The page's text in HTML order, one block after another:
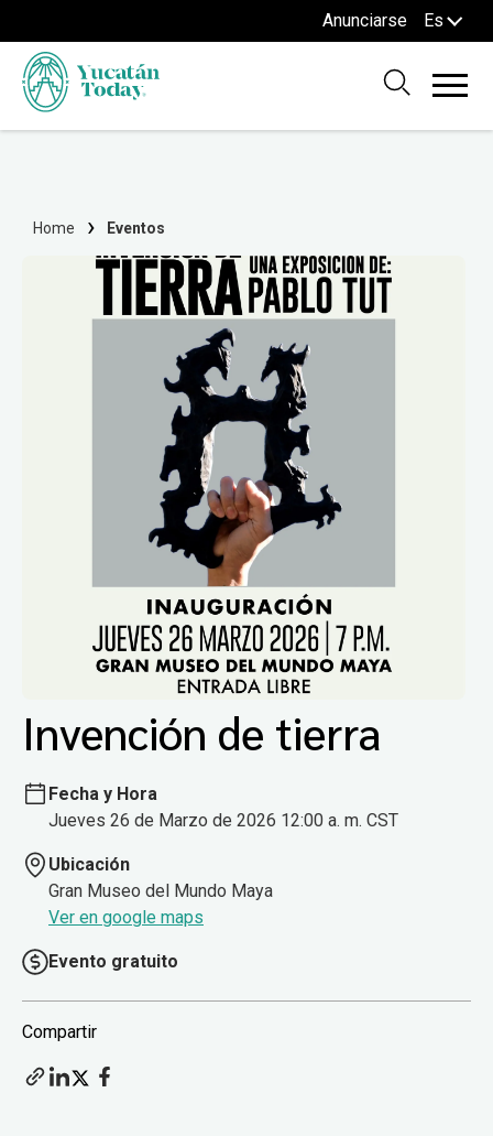
Anunciarse Es
Home Eventos
Invención de tierra
Fecha y Hora
Jueves 26 de Marzo de 2026 12:00 a. m. CST
Ubicación
Gran Museo del Mundo Maya
Ver en google maps
Evento gratuito
Compartir